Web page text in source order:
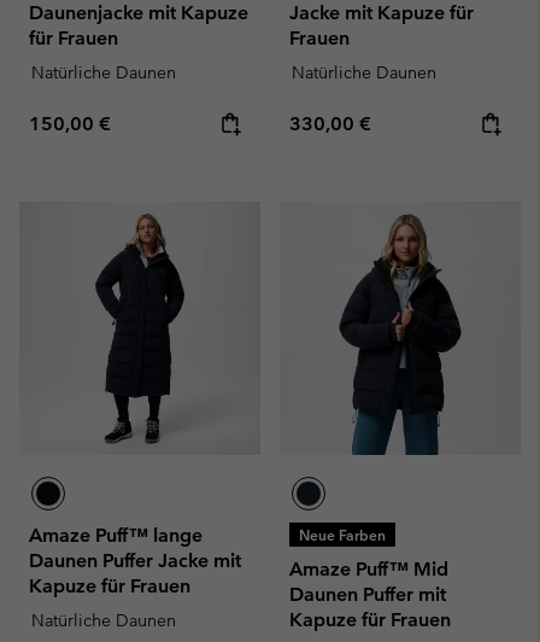
Daunenjacke mit Kapuze
für Frauen
Natürliche Daunen
Regular price:
150,00 €
Jacke mit Kapuze für
Frauen
Natürliche Daunen
Regular price:
330,00 €
Amaze Puff™ lange
Daunen Puffer Jacke mit
Kapuze für Frauen
Natürliche Daunen
Neue Farben
Amaze Puff™ Mid
Daunen Puffer mit
Kapuze für Frauen